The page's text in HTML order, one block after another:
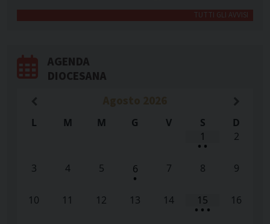
TUTTI GLI AVVISI
AGENDA
DIOCESANA
L M M G V S
D
1
• •
2
3 4 5 6
•
7 8 9
10 11 12 13 14 15
• • •
16